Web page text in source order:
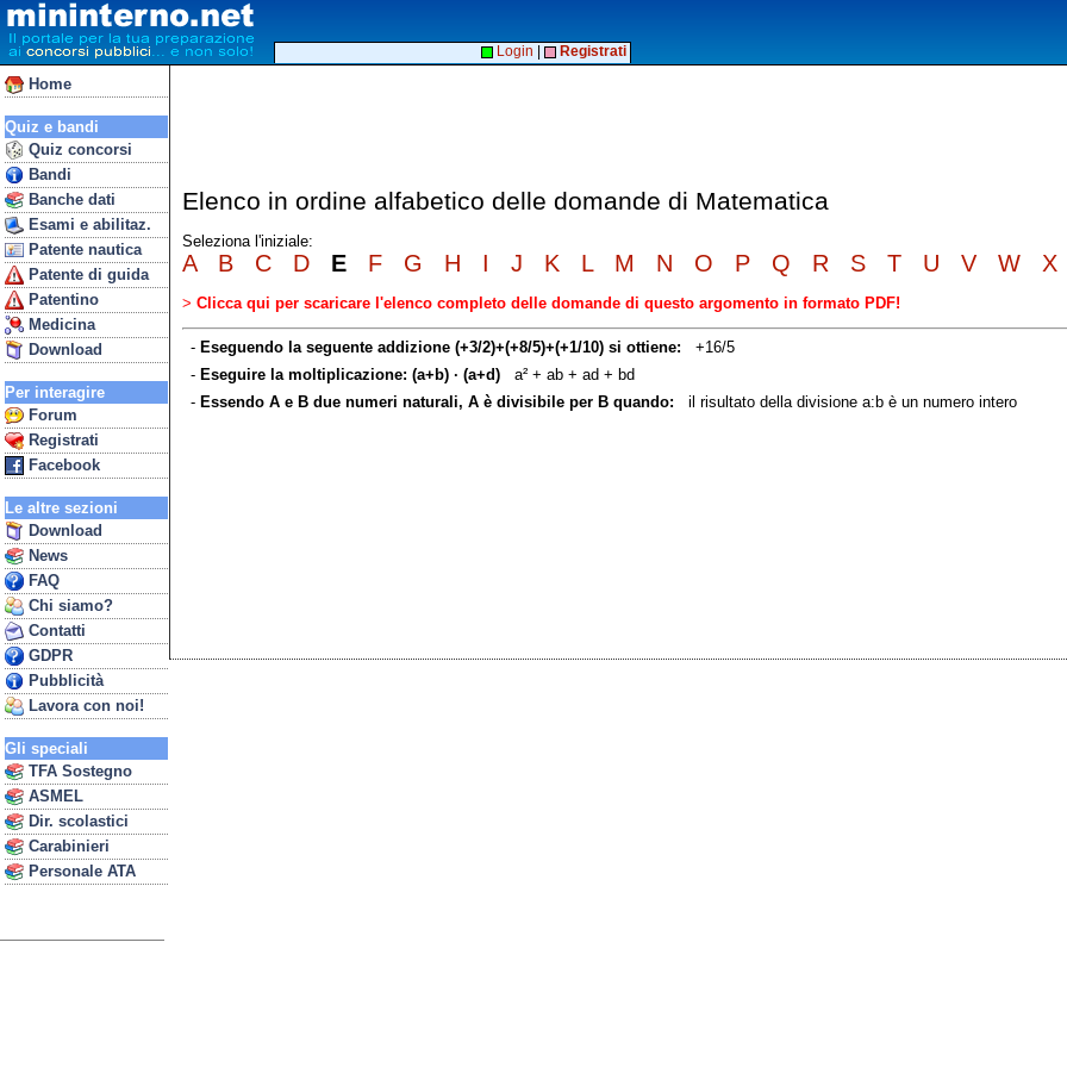
Home
Quiz e bandi
Quiz concorsi
Bandi
Banche dati
Esami e abilitaz.
Patente nautica
Patente di guida
Patentino
Medicina
Download
Per interagire
Forum
Registrati
Facebook
Le altre sezioni
Download
News
FAQ
Chi siamo?
Contatti
GDPR
Pubblicità
Lavora con noi!
Gli speciali
TFA Sostegno
ASMEL
Dir. scolastici
Carabinieri
Personale ATA
Login Registrati
Elenco in ordine alfabetico delle domande di Matematica
Seleziona l'iniziale:
A B C D E F G H I J K L M N O P Q R S T U V W X
> Clicca qui per scaricare l'elenco completo delle domande di questo argomento in formato PDF!
- Eseguendo la seguente addizione (+3/2)+(+8/5)+(+1/10) si ottiene: +16/5
- Eseguire la moltiplicazione: (a+b) · (a+d)a² + ab + ad + bd
- Essendo A e B due numeri naturali, A è divisibile per B quando: il risultato della divisione a:b è un numero intero